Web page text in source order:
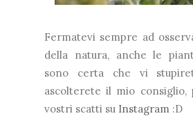
Fermatevi sempre ad
della natura, anche le
sono certa che vi
ascolterete il mio consiglio,
vostri scatti su Instagram :D